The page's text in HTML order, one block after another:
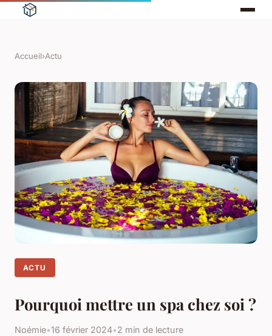
Accueil›Actu
ACTU
Pourquoi mettre un spa chez soi ?
Noémie•16 février 2024•2 min de lecture